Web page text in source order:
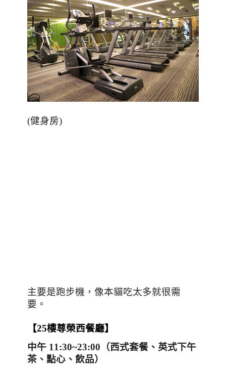
(健身房)
主要是跑步機，像本貓吃太多就很需
要。
【25樓尊榮西餐廳】
中午 11:30~23:00 （西式套餐、英式下午
茶、點心、飲品）